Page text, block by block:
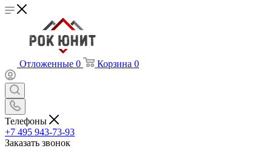
Отложенные 0 Корзина 0
Телефоны
+7 495 943-73-93
Заказать звонок